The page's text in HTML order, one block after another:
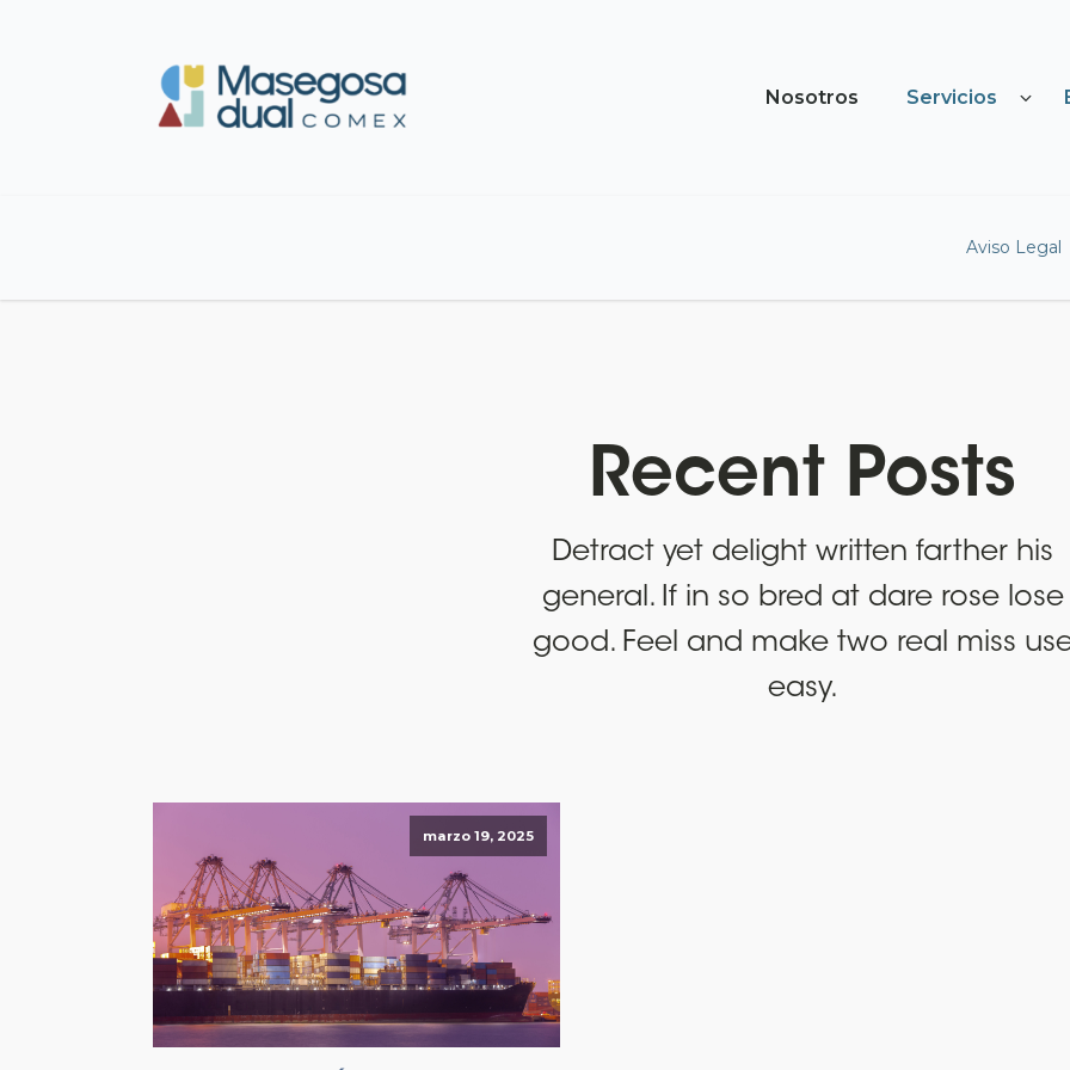
Nosotros Servicios
Aviso Legal
Recent Posts
Detract yet delight written farther his
general. If in so bred at dare rose lose
good. Feel and make two real miss
easy.
marzo 19, 2025